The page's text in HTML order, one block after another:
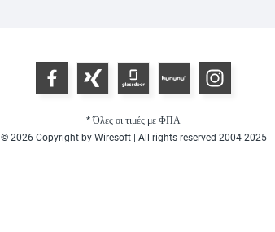
* Όλες οι τιμές με ΦΠΑ
© 2026 Copyright by Wiresoft | All rights reserved 2004-2025